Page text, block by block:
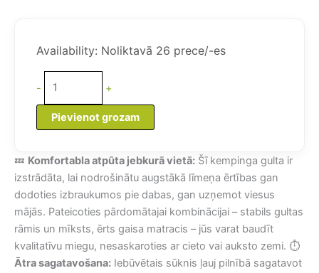
Availability: Noliktavā 26 prece/-es
-
kempinga
rāmi
un
iebūvētu
1
persona
daudzums
+
Pievienot grozam
💤 Komfortabla atpūta jebkurā vietā: Šī kempinga gulta ir
izstrādāta, lai nodrošinātu augstākā līmeņa ērtības gan
dodoties izbraukumos pie dabas, gan uzņemot viesus
mājās. Pateicoties pārdomātajai kombinācijai – stabils gultas
rāmis un mīksts, ērts gaisa matracis – jūs varat baudīt
kvalitatīvu miegu, nesaskaroties ar cieto vai auksto zemi. ⏱️
Ātra sagatavošana: Iebūvētais sūknis ļauj pilnībā sagatavot